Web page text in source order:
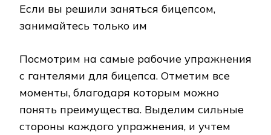
Если вы решили заняться бицепсом,
занимайтесь только им
Посмотрим на самые рабочие упражнения
с гантелями для бицепса. Отметим все
моменты, благодаря которым можно
понять преимущества. Выделим сильные
стороны каждого упражнения, и учтем